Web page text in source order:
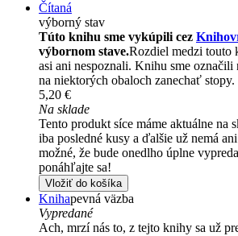
Čítaná
výborný stav
Túto knihu sme vykúpili cez
výbornom stave.Rozdiel medzi touto
asi ani nespoznali. Knihu sme označili
na niektorých obaloch zanechať stopy.
5,20 €
Na sklade
Tento produkt síce máme aktuálne na
iba posledné kusy a ďalšie už nemá
možné, že bude onedlho úplne
ponáhľajte sa!
Vložiť do košíka
Knihapevná väzba
Vypredané
Ach, mrzí nás to, z tejto knihy sa už